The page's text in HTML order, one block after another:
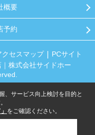
概要
予約
クセスマップ
PCサイト
株式会社サイドホー
、サービス向上検討を目的と
をご確認ください。